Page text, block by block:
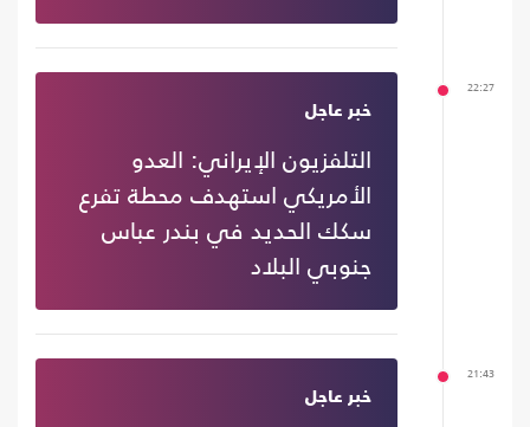
22:27
خبر عاجل
التلفزيون الإيراني: العدو
الأمريكي استهدف محطة تفرع
سكك الحديد في بندر عباس
جنوبي البلاد
21:43
خبر عاجل